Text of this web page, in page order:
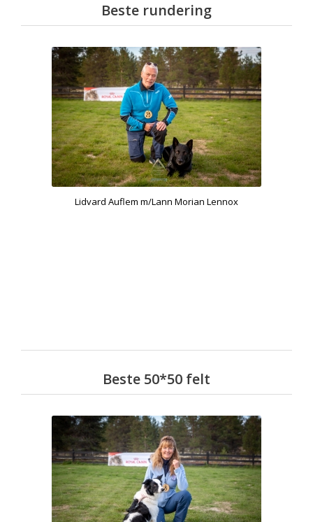
Beste rundering
Lidvard Auflem m/Lann Morian Lennox
Beste 50*50 felt